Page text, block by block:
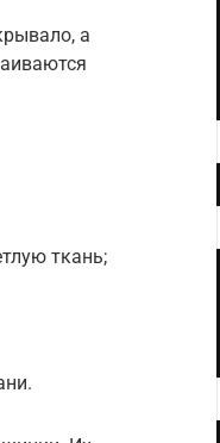
а
ткань;